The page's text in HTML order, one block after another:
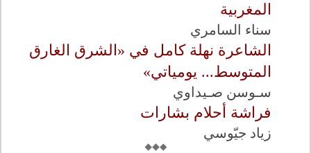
المغربية
سناء السامري
الشاعرة نهلة كامل في «الشرق الغارق
المتوسط... يومياتي»
سـوسن صـيداوي
فراشة أحلام بشارات
زياد جيّوسي